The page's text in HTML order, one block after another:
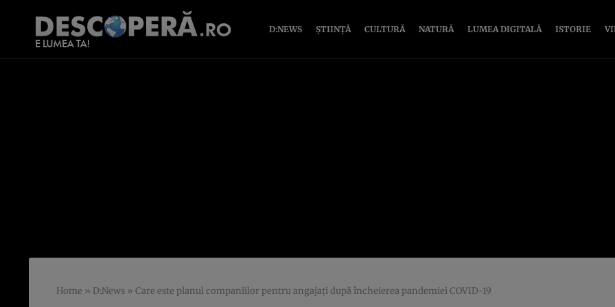
D:NEWS ȘTIINȚĂ CULTURĂ NATURĂ LUMEA DIGITALĂ ISTORIE
Home » D:News » Care este planul companiilor pentru angajați după încheierea pandemiei COVID-19